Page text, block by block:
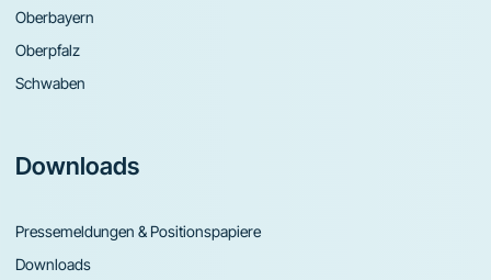
Oberbayern
Oberpfalz
Schwaben
Downloads
Pressemeldungen & Positionspapiere
Downloads